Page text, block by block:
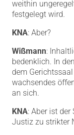
weithin
festgelegt wird.
KNA: Aber?
Wißmann:
bedenklich. In
dem
wachsendes
an sich.
KNA: Aber ist
Justiz zu strikter